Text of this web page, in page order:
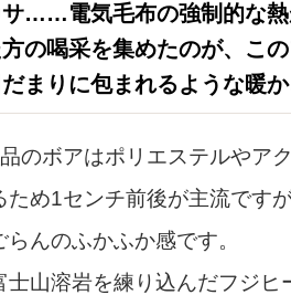
……電気毛布の強制的な熱
の喝采を集めたのが、こ
まりに包まれるような暖か
のボアはポリエステルやア
め1センチ前後が主流です
んのふかふか感です。
山溶岩を練り込んだフジヒ